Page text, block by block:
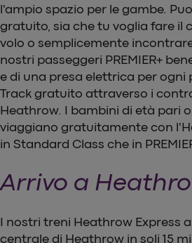
l'ampio spazio per le gambe.
gratuito, sia che tu voglia fare il
volo o semplicemente
nostri passeggeri PREMIER+
e di una presa elettrica per ogni
Track gratuito attraverso i
Heathrow. I bambini di età pari
viaggiano gratuitamente con
in Standard Class che in
Arrivo a
I nostri treni Heathrow Express
centrale di Heathrow in soli 15